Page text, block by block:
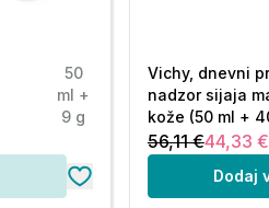
50
ml +
9 g
Vichy, dnevni
nadzor sijaja
kože (50 ml +
56,11 €44,33 €
Dodaj